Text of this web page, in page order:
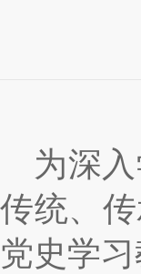
为深
传统、
党史学